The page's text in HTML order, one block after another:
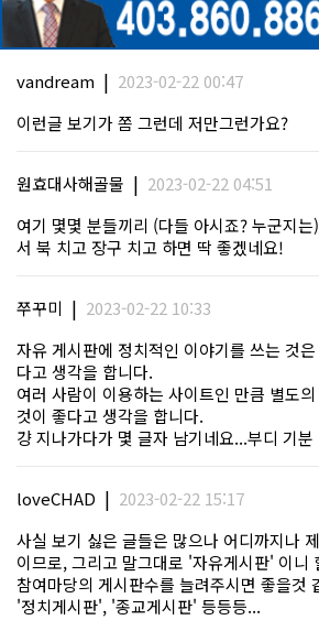
vandream | 2023-02-22 00:47
이런글 보기가 쫌 그런데 저만그런가요?
원효대사해골물 | 2023-02-22 04:51
여기 몇몇 분들끼리 (다들 아시죠? 누군지
서 북 치고 장구 치고 하면 딱 좋겠네요!
쭈꾸미 | 2023-02-22 10:33
자유 게시판에 정치적인 이야기를 쓰는 것
다고 생각을 합니다.
여러 사람이 이용하는 사이트인 만큼 별도
것이 좋다고 생각을 합니다.
걍 지나가다가 몇 글자 남기네요...부디 기
loveCHAD | 2023-02-22 15:17
사실 보기 싫은 글들은 많으나 어디까지나
이므로, 그리고 말그대로 '자유게시판' 이니
참여마당의 게시판수를 늘려주시면 좋을것
'정치게시판', '종교게시판' 등등등...